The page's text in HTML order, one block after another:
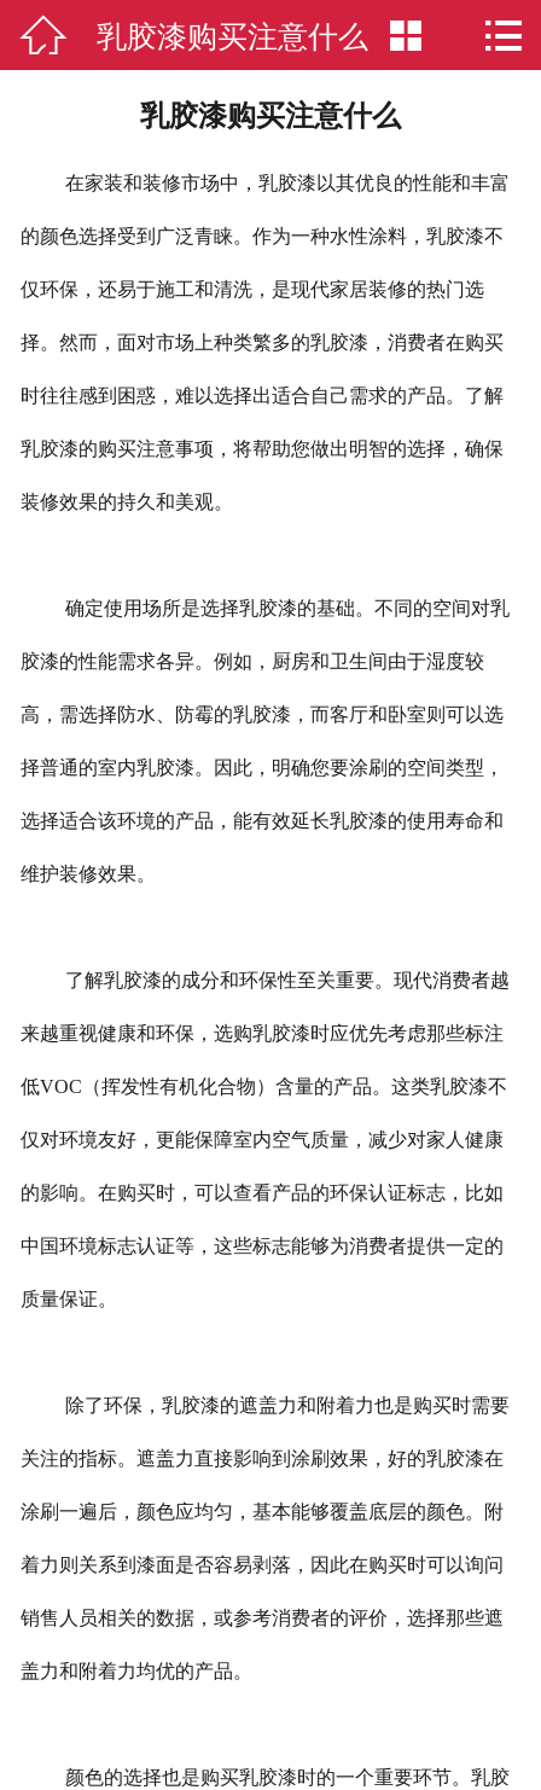
 网站首页
智能制造
“鼎”文化
环保认证
新闻动态
 乳胶漆购买注意什么  
乳胶漆购买注意什么
在家装和装修市场中，乳胶漆以其优良的性能和丰富
的颜色选择受到广泛青睐。作为一种水性涂料，乳胶漆不
仅环保，还易于施工和清洗，是现代家居装修的热门选
择。然而，面对市场上种类繁多的乳胶漆，消费者在购买
时往往感到困惑，难以选择出适合自己需求的产品。了解
乳胶漆的购买注意事项，将帮助您做出明智的选择，确保
装修效果的持久和美观。
确定使用场所是选择乳胶漆的基础。不同的空间对乳
胶漆的性能需求各异。例如，厨房和卫生间由于湿度较
高，需选择防水、防霉的乳胶漆，而客厅和卧室则可以选
择普通的室内乳胶漆。因此，明确您要涂刷的空间类型，
选择适合该环境的产品，能有效延长乳胶漆的使用寿命和
维护装修效果。
了解乳胶漆的成分和环保性至关重要。现代消费者越
来越重视健康和环保，选购乳胶漆时应优先考虑那些标注
低VOC（挥发性有机化合物）含量的产品。这类乳胶漆不
仅对环境友好，更能保障室内空气质量，减少对家人健康
的影响。在购买时，可以查看产品的环保认证标志，比如
中国环境标志认证等，这些标志能够为消费者提供一定的
质量保证。
除了环保，乳胶漆的遮盖力和附着力也是购买时需要
关注的指标。遮盖力直接影响到涂刷效果，好的乳胶漆在
涂刷一遍后，颜色应均匀，基本能够覆盖底层的颜色。附
着力则关系到漆面是否容易剥落，因此在购买时可以询问
销售人员相关的数据，或参考消费者的评价，选择那些遮
盖力和附着力均优的产品。
颜色的选择也是购买乳胶漆时的一个重要环节。乳胶